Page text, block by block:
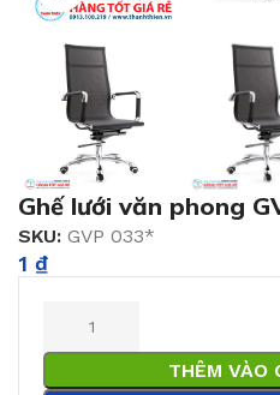
Ghế lưới văn phong
SKU: GVP 033*
1 ₫
THÊM VÀO